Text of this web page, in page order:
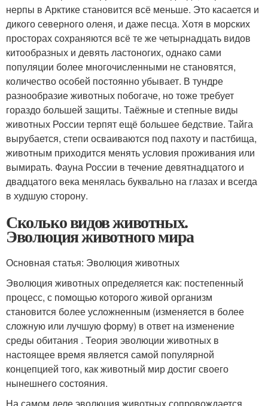
нерпы в Арктике становится всё меньше. Это касается и
дикого северного оленя, и даже песца. Хотя в морских
просторах сохраняются всё те же четырнадцать видов
китообразных и девять ластоногих, однако сами
популяции более многочисленными не становятся,
количество особей постоянно убывает. В тундре
разнообразие животных побогаче, но тоже требует
гораздо большей защиты. Таёжные и степные виды
животных России терпят ещё большее бедствие. Тайга
вырубается, степи осваиваются под пахоту и пастбища,
животным приходится менять условия проживания или
вымирать. Фауна России в течение девятнадцатого и
двадцатого века менялась буквально на глазах и всегда
в худшую сторону.
Сколько видов животных.
Эволюция животного мира
Основная статья: Эволюция животных
Эволюция животных определяется как: постепенный
процесс, с помощью которого живой организм
становится более усложненным (изменяется в более
сложную или лучшую форму) в ответ на изменение
среды обитания . Теория эволюции животных в
настоящее время является самой популярной
концепцией того, как животный мир достиг своего
нынешнего состояния.